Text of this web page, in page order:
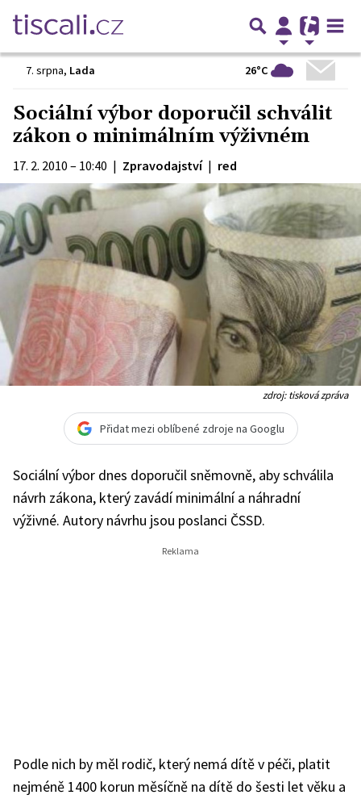
7. srpna, Lada 26°C
Sociální výbor doporučil schválit
zákon o minimálním výživném
17. 2. 2010 – 10:40 | Zpravodajství | red
zdroj: tisková zpráva
Přidat mezi oblíbené zdroje na Googlu
Sociální výbor dnes doporučil sněmovně, aby schválila
návrh zákona, který zavádí minimální a náhradní
výživné. Autory návrhu jsou poslanci ČSSD.
Podle nich by měl rodič, který nemá dítě v péči, platit
nejméně 1400 korun měsíčně na dítě do šesti let věku a